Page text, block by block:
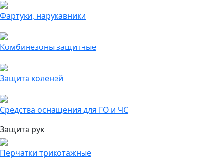
Фартуки, нарукавники
Комбинезоны защитные
Защита коленей
Средства оснащения для ГО и ЧС
Защита рук
Перчатки трикотажные